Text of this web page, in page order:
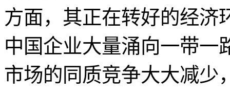
方面，其正在转好的经济
中国企业大量涌向一带一
市场的同质竞争大大减少